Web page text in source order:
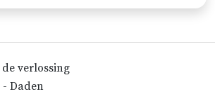
verlossing
- Daden